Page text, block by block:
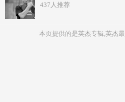
437 人推荐
本页提供的是英杰专辑,英杰